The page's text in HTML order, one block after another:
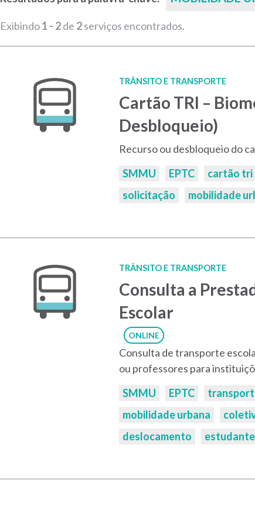
Exibindo1 - 2de 2serviços encontrados.
TRÂNSITO E TRANSPORTE
Cartão TRI –
Desbloqueio)
Recurso ou desbloqueio do
Palavras-
chaves:
SMMU EPTC cartão tri
solicitação
mobilidade
TRÂNSITO E TRANSPORTE
Consulta a
Escolar
ONLINE
Consulta de transporte
ou professores para
Palavras-
chaves:
SMMU EPTC
mobilidade urbana
deslocamento
estudante